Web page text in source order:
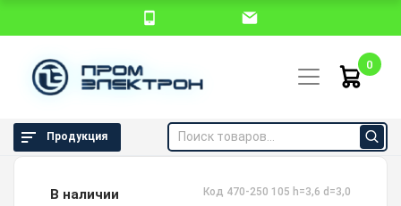
0
Продукция
В наличии Код 470-250 105 h=3,6 d=3,0